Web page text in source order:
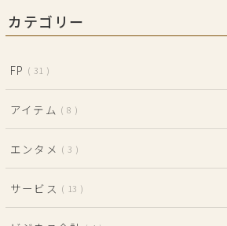
カテゴリー
FP 31
アイテム 8
エンタメ 3
サービス 13